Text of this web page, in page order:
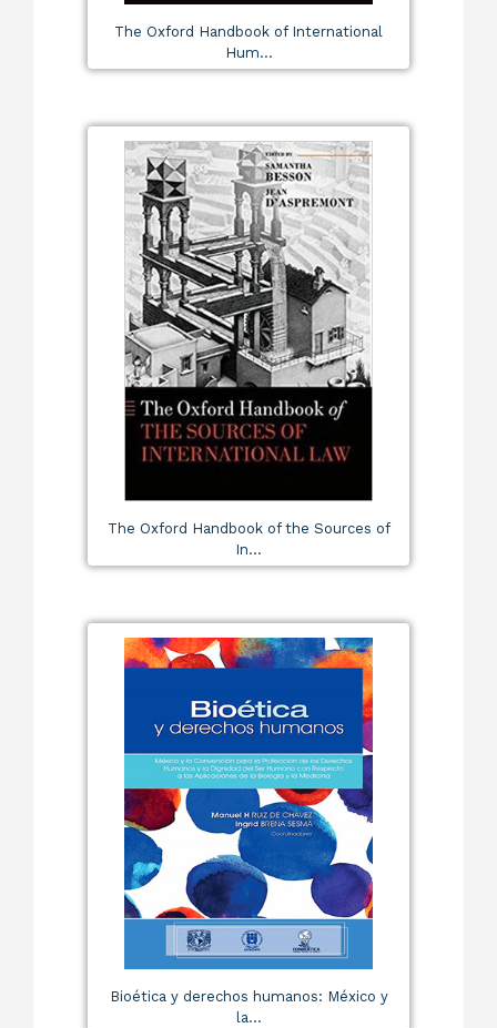
The Oxford Handbook of International
Hum...
The Oxford Handbook of the Sources of
In...
Bioética y derechos humanos: México y
la...